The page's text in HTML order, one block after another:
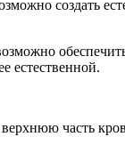
создать
естественной.
часть